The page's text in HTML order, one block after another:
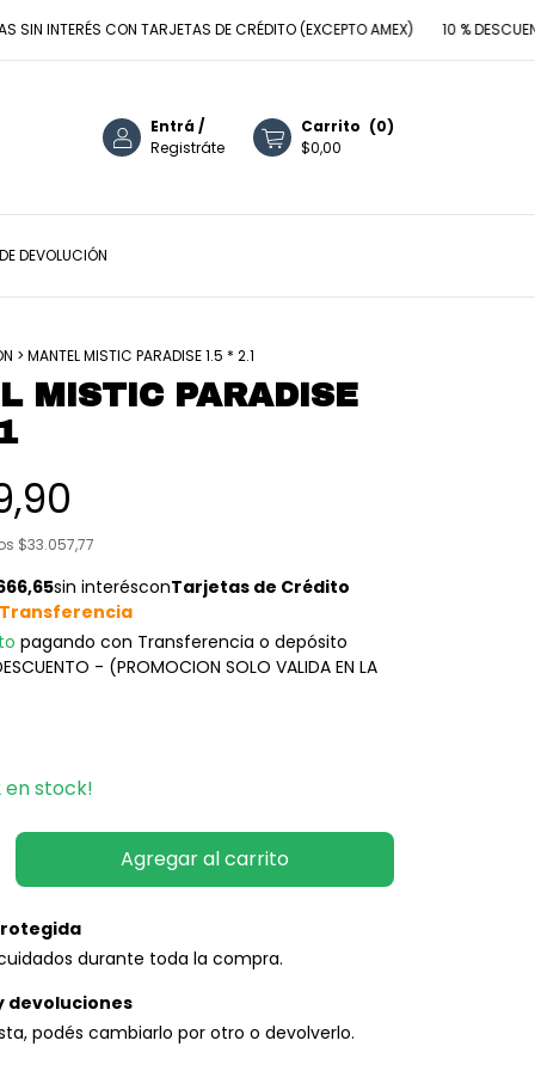
CON TARJETAS DE CRÉDITO (EXCEPTO AMEX) 10 % DESCUENTO
Entrá/
Registráte
Carrito (0)
$0,00
DEVOLUCIÓN
> MANTEL MISTIC PARADISE 1.5 * 2.1
MISTIC PARADISE
$33.057,77
pagando con Transferencia o depósito
- (PROMOCION SOLO VALIDA EN LA
en stock!
durante toda la compra.
devoluciones
podés cambiarlo por otro o devolverlo.